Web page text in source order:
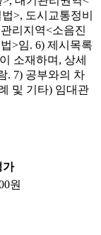
>, 도시교통정비
리지역<소음진
>임. 6) 제시목록
소재하며, 상세
. 7) 공부와의 차
및 기타) 임대관
가
원